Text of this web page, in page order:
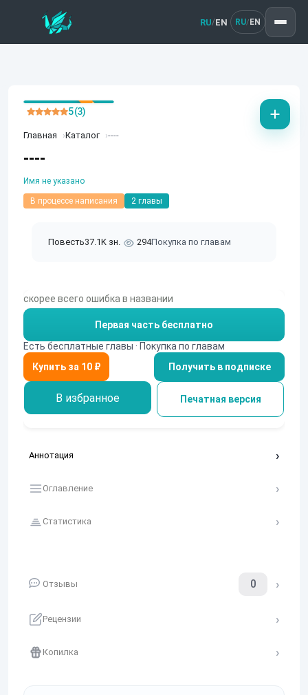
RU/EN RU/ EN
Главная Каталог ----
----
Имя не указано
В процессе написания 2 главы
Повесть37.1K зн. 294Покупка по главам
5 (3)
скорее всего ошибка в названии
Первая часть бесплатно
Есть бесплатные главы · Покупка по главам
Получить в подписке
В избранное Печатная версия
Аннотация
Оглавление
Статистика
Отзывы 0
Рецензии
Копилка